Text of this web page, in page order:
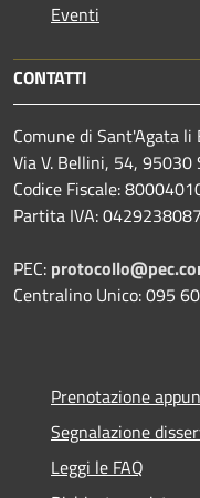
Eventi
CONTATTI
Comune di Sant'Agata
Via V. Bellini, 54,
Codice Fiscale:
Partita IVA:
PEC:
Centralino Unico: 095
Prenotazione
Segnalazione
Leggi le FAQ